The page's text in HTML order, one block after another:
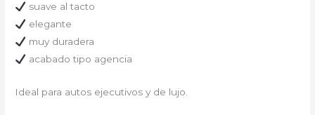
suave al tacto
elegante
muy duradera
acabado tipo agencia
Ideal para autos ejecutivos y de lujo.